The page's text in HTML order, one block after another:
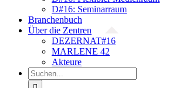
D#16: Seminarraum
Branchenbuch
Über die Zentren
DEZERNAT#16
MARLENE 42
Akteure
Suche
nach: